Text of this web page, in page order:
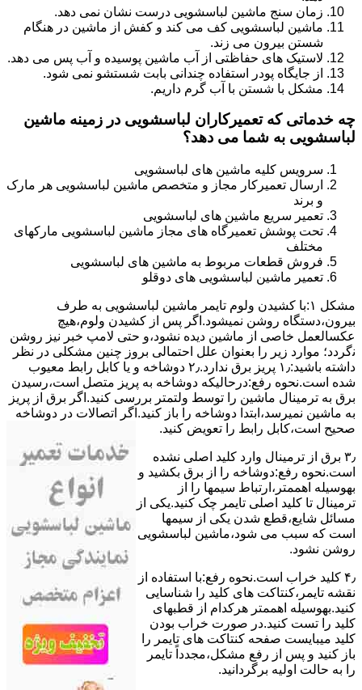
زمان سنج ماشین لباسشویی درست نشان نمی دهد.
ماشین لباسشویی کف می کند و کفش از ماشین در هنگام
شستن بیرون می زند.
لاستیک های حفاظتی از آب ماشین پوسیده و آب پس می دهد.
از جایگاه پودر استفاده چندانی بابت شستشو نمی شود.
مشکل با شستن با آب گرم داریم.
چه خدماتی که تعمیرکاران لباسشویی در زمینه ماشین
لباسشویی به شما می دهد؟
سرویس کلیه ماشین های لباسشویی
ارسال تعمیرکار مجاز و متخصص ماشین لباسشویی هر مارک
و برند
تعمیر سریع ماشین های لباسشویی
تحت پوشش تعمیرگاه های مجاز ماشین لباسشویی مارکهای
مختلف
فروش قطعات مربوط به ماشین های لباسشویی
تعمیر ماشین لباسشویی های دوقلو
مشکل ۱:ﺑﺎ ﮐﺸﯿﺪن وﻟﻮم ﺗﺎﯾﻤﺮ ماشین لباسشویی به طرف
ﺑﯿﺮون،دستگاه روﺷﻦ نمیشود.اﮔﺮ ﭘﺲ از ﮐﺸﯿﺪن وﻟﻮم،ﻫﯿﭻ
عکسالعمل ﺧﺎﺻﯽ از ﻣﺎﺷﯿﻦ دﯾﺪه نشود،و حتی ﻻﻣﭗ ﺧﺒﺮ ﻧﯿﺰ روﺷﻦ
ﻧگردد؛ موارد زیر را بعنوان ﻋﻠﻞ احتمالی بروز چنین مشکلی در نظر
داشته باشید:۱٫ ﭘﺮﯾﺰ ﺑﺮق ﻧﺪارد.۲٫ دوﺷﺎﺧﻪ و ﯾﺎ ﮐﺎﺑﻞ راﺑﻂ ﻣﻌﯿﻮب
ﺷﺪه است.نحوه رفع:درحالیکه دوﺷﺎﺧﻪ ﺑﻪ ﭘﺮﯾﺰ ﻣﺘﺼﻞ اﺳﺖ،رﺳﯿﺪن
ﺑﺮق ﺑﻪ ﺗﺮﻣﯿﻨﺎل ﻣﺎﺷﯿﻦ را ﺗﻮﺳﻂ ولتمتر بررسی ﮐﻨﯿﺪ.اﮔﺮ ﺑﺮق از ﭘﺮﯾﺰ
ﺑﻪ ﻣﺎﺷﯿﻦ نمیرسد،اﺑﺘﺪا دوشاخه را باز کنید.اﮔﺮ اﺗﺼﺎﻻت در دوشاخه
ﺻﺤﯿﺢ اﺳﺖ،ﮐﺎﺑﻞ راﺑﻂ را ﺗﻌﻮﯾﺾ کنید.
۳٫ ﺑﺮق از ﺗﺮﻣﯿﻨﺎل وارد ﮐﻠﯿﺪ اﺻﻠﯽ ﻧﺸﺪه
است.نحوه رﻓﻊ:دوشاخه را از ﺑﺮق بکشید و
بهوسیله اهممتر،ارﺗﺒﺎط سیمها را از
ﺗﺮﻣﯿﻨﺎل ﺗﺎ ﮐﻠﯿﺪ اﺻﻠﯽ ﺗﺎﯾﻤﺮ چک کنید.یکی از
مسائل شایع،ﻗﻄﻊ شدن ﯾﮑﯽ از سیمها
است که سبب می شود،ﻣﺎﺷﯿﻦ لباسشویی
روﺷﻦ نشود.
۴٫ ﮐﻠﯿﺪ ﺧﺮاب اﺳﺖ.نحوه رفع:ﺑﺎ اﺳﺘﻔﺎده از
ﻧﻘﺸﻪ ﺗﺎﯾﻤﺮ،ﮐﻨﺘﺎﮐﺖ ﻫﺎی ﮐﻠﯿﺪ را ﺷﻨﺎﺳﺎﯾﯽ
کنید.بهوسیله اهممتر هرکدام از قطبهای
ﮐﻠﯿﺪ را ﺗﺴﺖ ﮐﻨﯿﺪ.در ﺻﻮرت ﺧﺮاب ﺑﻮدن
ﮐﻠﯿﺪ میبایست ﺻﻔﺤﻪ ﮐﻨﺘﺎﮐﺖ ﻫﺎی ﺗﺎﯾﻤﺮ را
باز کنید و ﭘﺲ از رﻓﻊ مشکل،مجدداً ﺗﺎﯾﻤﺮ
را به حالت اوﻟﯿﻪ برگردانید.